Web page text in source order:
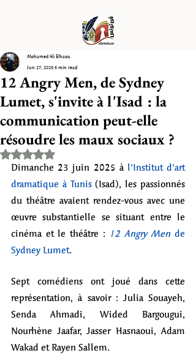
12 Angry Men, de Sydney
Lumet, s'invite à l'Isad : la
communication peut-elle
résoudre les maux sociaux ?
Mohamed Ali Elhaou
Jun 27, 20255 min read
Rated NaN out of 5 stars.
Dimanche 23 juin 2025 à l'Institut d'art
dramatique à Tunis (Isad), les passionnés
du théâtre avaient rendez-vous avec une
œuvre substantielle se situant entre le
cinéma et le théâtre : 12 Angry Men de
Sydney Lumet.
Sept comédiens ont joué dans cette
représentation, à savoir : Julia Souayeh,
Senda Ahmadi, Wided Bargougui,
Nourhène Jaafar, Jasser Hasnaoui, Adam
Wakad et Rayen Sallem.